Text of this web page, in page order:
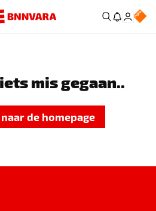
mis gegaan..
de homepage